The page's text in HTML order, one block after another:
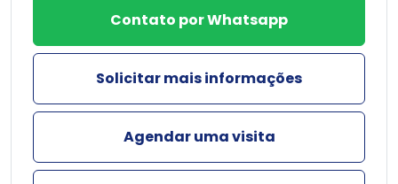
Contato por Whatsapp
Solicitar mais informações
Agendar uma visita